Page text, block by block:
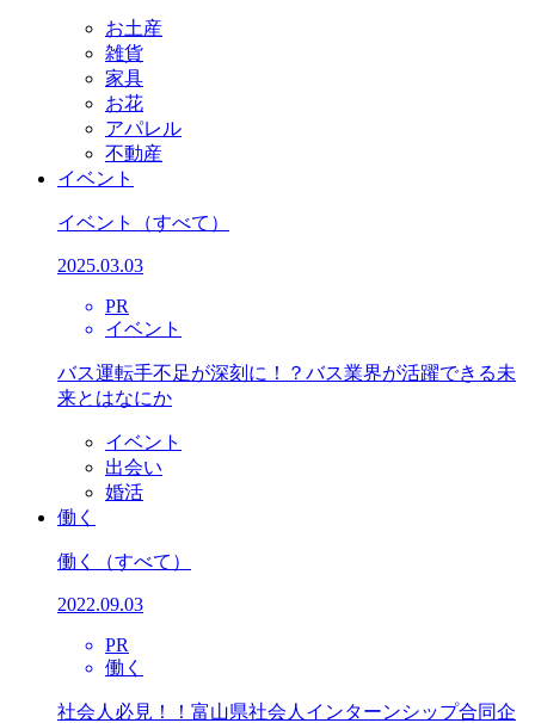
お土産
雑貨
家具
お花
アパレル
不動産
イベント
イベント （すべて）
2025.03.03
PR
イベント
バス運転手不足が深刻に！？バス業界が活躍できる未
来とはなにか
イベント
出会い
婚活
働く
働く （すべて）
2022.09.03
PR
働く
社会人必見！！富山県社会人インターンシップ合同企